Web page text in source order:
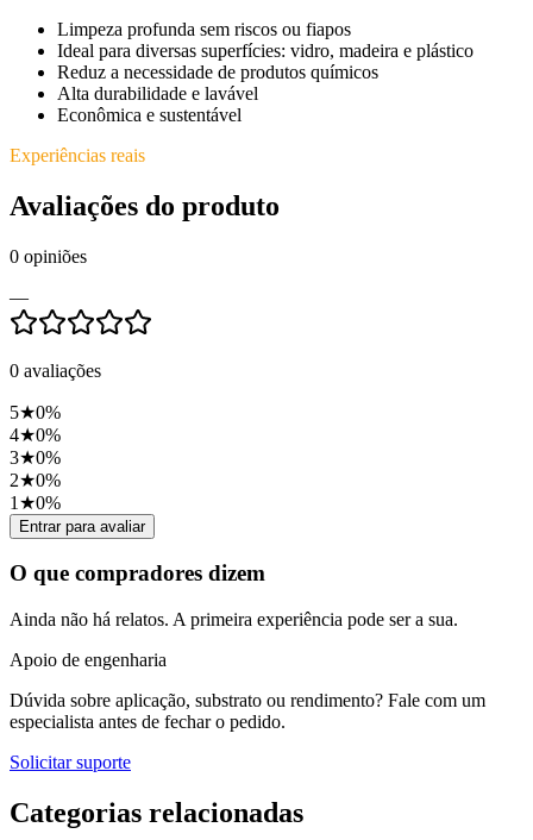
Limpeza profunda sem riscos ou fiapos
Ideal para diversas superfícies: vidro, madeira e plástico
Reduz a necessidade de produtos químicos
Alta durabilidade e lavável
Econômica e sustentável
Experiências reais
Avaliações do produto
0 opiniões
—
0 avaliações
5★0%
4★0%
3★0%
2★0%
1 ★0%
Entrar para avaliar
O que compradores dizem
Ainda não há relatos. A primeira experiência pode ser a sua.
Apoio de engenharia
Dúvida sobre aplicação, substrato ou rendimento? Fale com um
especialista antes de fechar o pedido.
Solicitar suporte
Categorias relacionadas